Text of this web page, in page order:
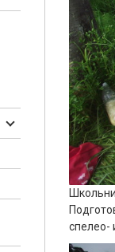
спелео-